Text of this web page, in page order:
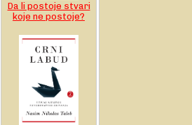
Da li postoje stvari
koje ne postoje?